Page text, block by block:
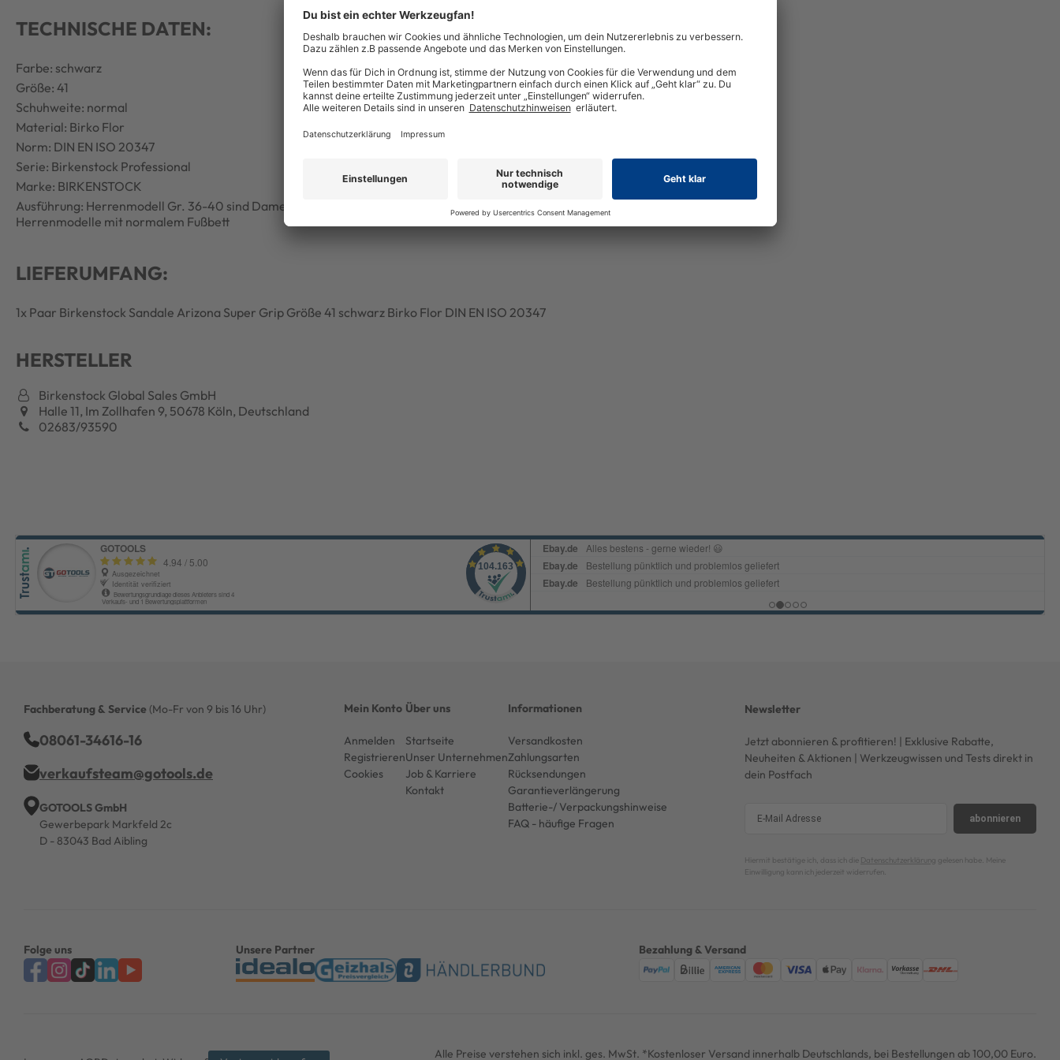
TECHNISCHE DATEN:
Farbe: schwarz
Größe: 41
Schuhweite: normal
Material: Birko Flor
Norm: DIN EN ISO 20347
Serie: Birkenstock Professional
Marke: BIRKENSTOCK
Ausführung: Herrenmodell Gr. 36-40 sind Damenmodelle mit schmalem Fußbett Gr. 41-46 sind
Herrenmodelle mit normalem Fußbett
LIEFERUMFANG:
1x Paar Birkenstock Sandale Arizona Super Grip Größe 41 schwarz Birko Flor DIN EN ISO 20347
HERSTELLER
Birkenstock Global Sales GmbH
Halle 11, Im Zollhafen 9, 50678 Köln, Deutschland
02683/93590
Fachberatung & Service (Mo-Fr von 9 bis 16 Uhr)
08061-34616-16
verkaufsteam@gotools.de
GOTOOLS GmbH
Gewerbepark Markfeld 2c
D - 83043 Bad Aibling
Mein Konto
Anmelden
Registrieren
Cookies
Über uns
Startseite
Unser Unternehmen
Job & Karriere
Kontakt
Informationen
Versandkosten
Zahlungsarten
Rücksendungen
Garantieverlängerung
Batterie-/ Verpackungshinweise
FAQ - häufige Fragen
Newsletter
Jetzt abonnieren & profitieren! | Exklusive Rabatte,
Neuheiten & Aktionen | Werkzeugwissen und Tests direkt in
dein Postfach
abonnieren
Hiermit bestätige ich, dass ich die Datenschutzerklärung gelesen habe. Meine
Einwilligung kann ich jederzeit widerrufen.
Folge uns Unsere Partner Bezahlung & Versand
Alle Preise verstehen sich inkl. ges. MwSt. *Kostenloser Versand innerhalb Deutschlands, bei Bestellungen ab 100,00 Euro.